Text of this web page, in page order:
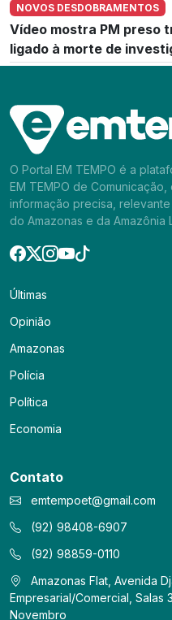
NOVOS DESDOBRAMENTOS
Vídeo mostra PM preso
ligado à morte de
O Portal EM TEMPO é a
EM TEMPO de
informação precisa,
do Amazonas e da Amazônia
Últimas
Opinião
Amazonas
Polícia
Política
Economia
Contato
emtempoet@gmail.com
(92) 98408-6907
(92) 98859-0110
Amazonas Flat, Avenida
Empresarial/Comercial, Salas
Novembro